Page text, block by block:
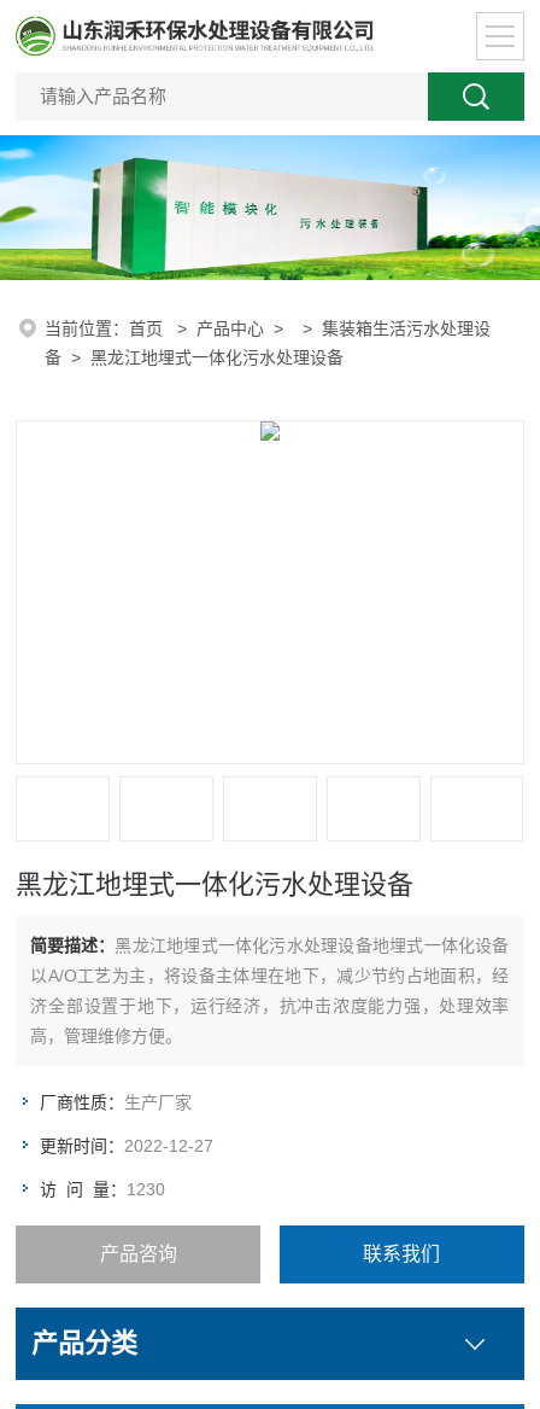
当前位置：首页 > 产品中心 > >集装箱生活污水处理设
备 > 黑龙江地埋式一体化污水处理设备
黑龙江地埋式一体化污水处理设备
简要描述：黑龙江地埋式一体化污水处理设备地埋式一体化设备
以A/O工艺为主，将设备主体埋在地下，减少节约占地面积，经
济全部设置于地下，运行经济，抗冲击浓度能力强，处理效率
高，管理维修方便。
厂商性质： 生产厂家
更新时间： 2022-12-27
访 问 量： 1230
产品咨询 联系我们
产品分类